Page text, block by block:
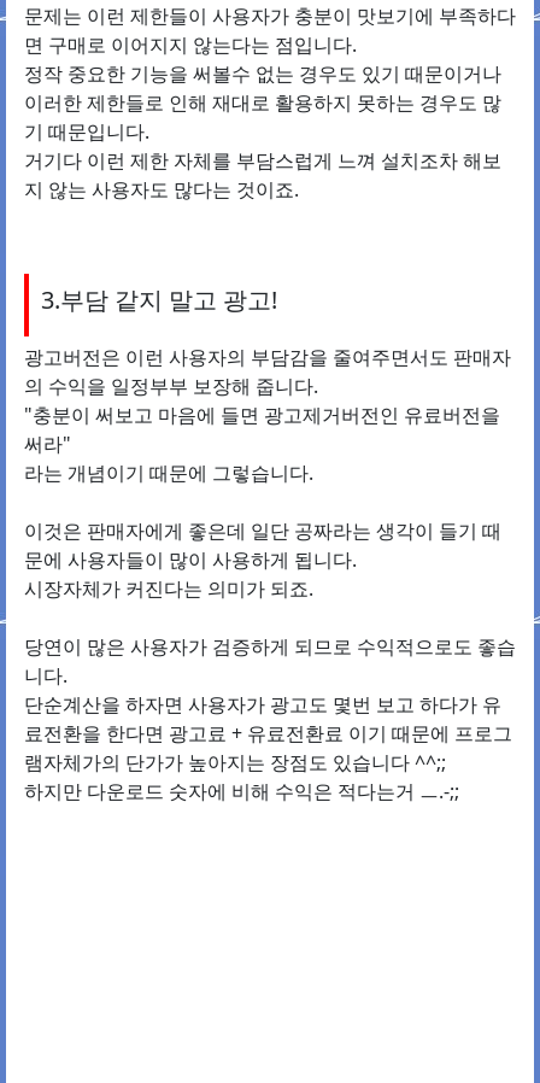
문제는 이런 제한들이 사용자가 충분이 맛보기에 부족하다
면 구매로 이어지지 않는다는 점입니다.
정작 중요한 기능을 써볼수 없는 경우도 있기 때문이거나
이러한 제한들로 인해 재대로 활용하지 못하는 경우도 많
기 때문입니다.
거기다 이런 제한 자체를 부담스럽게 느껴 설치조차 해보
지 않는 사용자도 많다는 것이죠.
3.부담 같지 말고 광고!
광고버전은 이런 사용자의 부담감을 줄여주면서도 판매자
의 수익을 일정부부 보장해 줍니다.
"충분이 써보고 마음에 들면 광고제거버전인 유료버전을
써라"
라는 개념이기 때문에 그렇습니다.
이것은 판매자에게 좋은데 일단 공짜라는 생각이 들기 때
문에 사용자들이 많이 사용하게 됩니다.
시장자체가 커진다는 의미가 되죠.
당연이 많은 사용자가 검증하게 되므로 수익적으로도 좋습
니다.
단순계산을 하자면 사용자가 광고도 몇번 보고 하다가 유
료전환을 한다면 광고료 + 유료전환료 이기 때문에 프로그
램자체가의 단가가 높아지는 장점도 있습니다 ^^;;
하지만 다운로드 숫자에 비해 수익은 적다는거 ㅡ.-;;